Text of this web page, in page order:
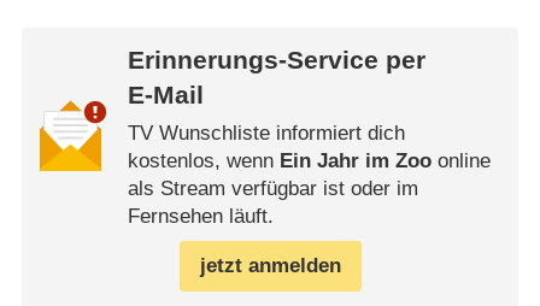
Erinnerungs-Service per
E-Mail
TV Wunschliste informiert dich
kostenlos, wenn Ein Jahr im Zooonline
als Stream verfügbar ist oder im
Fernsehen läuft.
jetzt anmelden